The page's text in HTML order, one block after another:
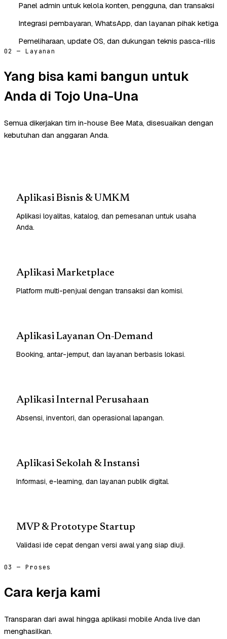
Panel admin untuk kelola konten, pengguna, dan transaksi
Integrasi pembayaran, WhatsApp, dan layanan pihak ketiga
Pemeliharaan, update OS, dan dukungan teknis pasca-rilis
02 — Layanan
Yang bisa kami bangun untuk
Anda di Tojo Una-Una
Semua dikerjakan tim in-house Bee Mata, disesuaikan dengan
kebutuhan dan anggaran Anda.
Aplikasi Bisnis & UMKM
Aplikasi loyalitas, katalog, dan pemesanan untuk usaha
Anda.
Aplikasi Marketplace
Platform multi-penjual dengan transaksi dan komisi.
Aplikasi Layanan On-Demand
Booking, antar-jemput, dan layanan berbasis lokasi.
Aplikasi Internal Perusahaan
Absensi, inventori, dan operasional lapangan.
Aplikasi Sekolah & Instansi
Informasi, e-learning, dan layanan publik digital.
MVP & Prototype Startup
Validasi ide cepat dengan versi awal yang siap diuji.
03 — Proses
Cara kerja kami
Transparan dari awal hingga aplikasi mobile Anda live dan
menghasilkan.